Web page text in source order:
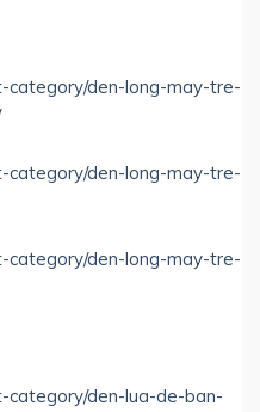
category/den-long-may-tre-
category/den-long-may-tre-
category/den-long-may-tre-
category/den-lua-de-ban-